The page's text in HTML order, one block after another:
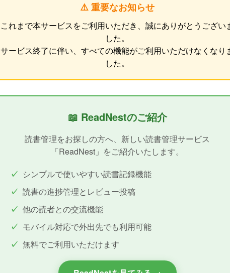
⚠️ 重要なお知らせ
これまで本サービスをご利用いただき、誠にありがとうござい
した。
サービス終了に伴い、すべての機能がご利用いただけなくなり
した。
📖 ReadNestのご紹介
読書管理をお探しの方へ、新しい読書管理サービス
「ReadNest」をご紹介いたします。
シンプルで使いやすい読書記録機能
読書の進捗管理とレビュー投稿
他の読者との交流機能
モバイル対応で外出先でも利用可能
無料でご利用いただけます